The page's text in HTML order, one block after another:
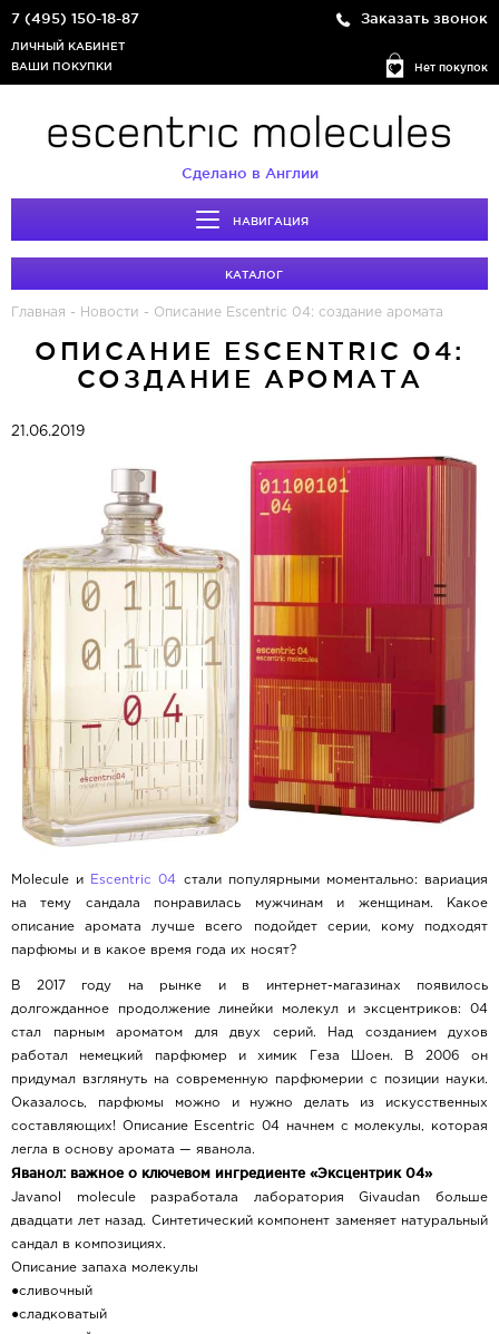
7 (495) 150-18-87 Заказать звонок
Нет покупок
ЛИЧНЫЙ КАБИНЕТ
ВАШИ ПОКУПКИ
Сделано в Англии
НАВИГАЦИЯ
КАТАЛОГ
Главная - Новости - ​Описание Escentric 04: создание аромата
​ОПИСАНИЕ ESCENTRIC 04:
СОЗДАНИЕ АРОМАТА
21.06.2019
Molecule и Escentric 04 стали популярными моментально: вариация
на тему сандала понравилась мужчинам и женщинам. Какое
описание аромата лучше всего подойдет серии, кому подходят
парфюмы и в какое время года их носят?
В 2017 году на рынке и в интернет-магазинах появилось
долгожданное продолжение линейки молекул и эксцентриков: 04
стал парным ароматом для двух серий. Над созданием духов
работал немецкий парфюмер и химик Геза Шоен. В 2006 он
придумал взглянуть на современную парфюмерии с позиции науки.
Оказалось, парфюмы можно и нужно делать из искусственных
составляющих! Описание Escentric 04 начнем с молекулы, которая
легла в основу аромата — яванола.
Яванол: важное о ключевом ингредиенте «Эксцентрик 04»
Javanol molecule разработала лаборатория Givaudan больше
двадцати лет назад. Синтетический компонент заменяет натуральный
сандал в композициях.
Описание запаха молекулы
●сливочный
●сладковатый